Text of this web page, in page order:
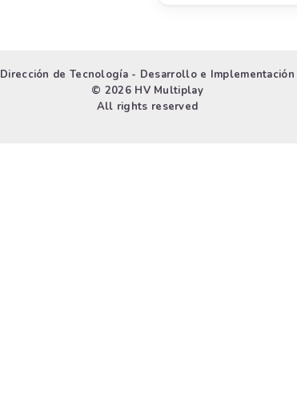
Dirección de Tecnología - Desarrollo e Implementación
© 2026 HV Multiplay
All rights reserved